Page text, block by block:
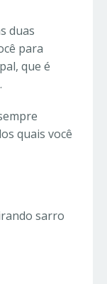
duas
para
que é
quais você
sarro